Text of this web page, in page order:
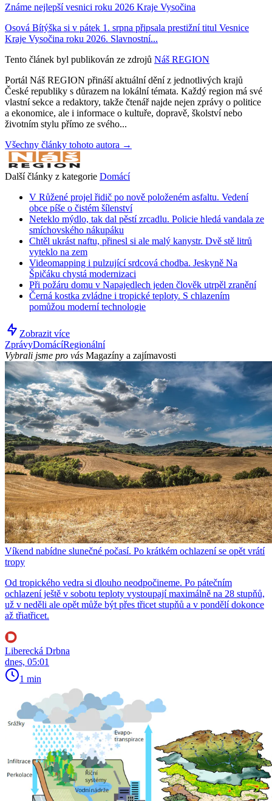
Známe nejlepší vesnici roku 2026 Kraje Vysočina
Osová Bítýška si v pátek 1. srpna připsala prestižní titul Vesnice
Kraje Vysočina roku 2026. Slavnostní...
Tento článek byl publikován ze zdrojů Náš REGION
Portál Náš REGION přináší aktuální dění z jednotlivých krajů
České republiky s důrazem na lokální témata. Každý region má své
vlastní sekce a redaktory, takže čtenář najde nejen zprávy o politice
a ekonomice, ale i informace o kultuře, dopravě, školství nebo
životním stylu přímo ze svého...
Všechny články tohoto autora →
Další články z kategorie Domácí
V Růžené projel řidič po nově položeném asfaltu. Vedení
obce píše o čistém šílenství
Neteklo mýdlo, tak dal pěstí zrcadlu. Policie hledá vandala ze
smíchovského nákupáku
Chtěl ukrást naftu, přinesl si ale malý kanystr. Dvě stě litrů
vyteklo na zem
Videomapping i pulzující srdcová chodba. Jeskyně Na
Špičáku chystá modernizaci
Při požáru domu v Napajedlech jeden člověk utrpěl zranění
Černá kostka zvládne i tropické teploty. S chlazením
pomůžou moderní technologie
Zobrazit více
ZprávyDomácíRegionální
Vybrali jsme pro vás Magazíny a zajímavosti
Víkend nabídne slunečné počasí. Po krátkém ochlazení se opět vrátí
tropy
Od tropického vedra si dlouho neodpočineme. Po pátečním
ochlazení ještě v sobotu teploty vystoupají maximálně na 28 stupňů,
už v neděli ale opět může být přes třicet stupňů a v pondělí dokonce
až třiatřicet.
Liberecká Drbna
dnes, 05:01
1 min